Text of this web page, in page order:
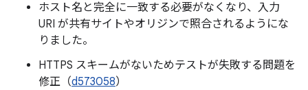
ホスト名と完全に一致する必要がなくなり、入力
URI が共有サイトやオリジンで照合されるようにな
りました。
HTTPS スキームがないためテストが失敗する問題を
修正（d573058）